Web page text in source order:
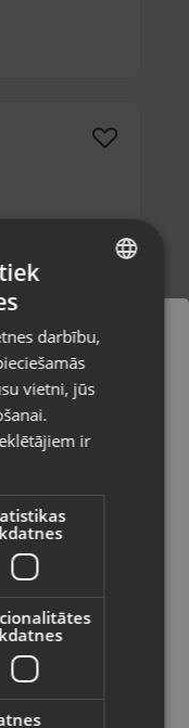
uz
RUSSIAN
darbību,
vietni, jūs
ir